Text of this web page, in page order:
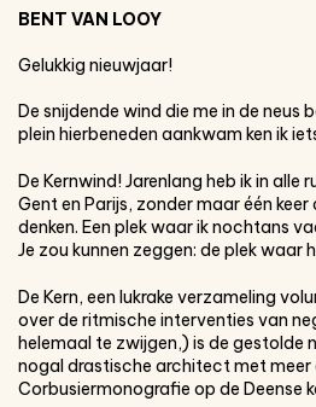
BENT VAN LOOY
Gelukkig nieuwjaar!
De snijdende wind die me in de
plein hierbeneden aankwam ken ik
De Kernwind! Jarenlang heb ik in alle
Gent en Parijs, zonder maar één
denken. Een plek waar ik nochtans
Je zou kunnen zeggen: de plek waar
De Kern, een lukrake verzameling
over de ritmische interventies van
helemaal te zwijgen,) is de gestolde
nogal drastische architect met meer
Corbusiermonografie op de Deense